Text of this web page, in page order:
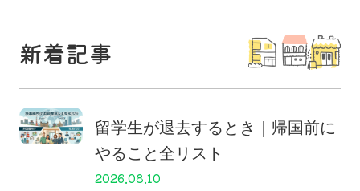
新着記事
留学生が退去するとき｜帰国前に
やること全リスト
2026.08.10